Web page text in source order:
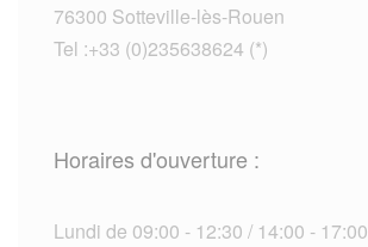
76300 Sotteville-lès-Rouen
Tel :+33 (0)235638624 (*)
Horaires d'ouverture :
Lundi de 09:00 - 12:30 / 14:00 - 17:00